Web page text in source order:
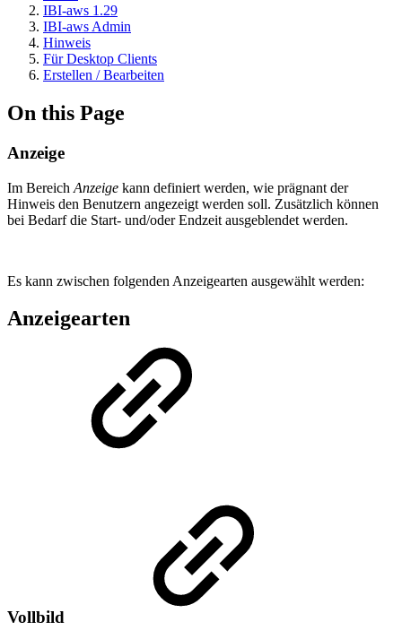
IBI-aws 1.29
IBI-aws Admin
Hinweis
Für Desktop Clients
Erstellen / Bearbeiten
On this Page
Anzeige
Im Bereich Anzeige kann definiert werden, wie prägnant der
Hinweis den Benutzern angezeigt werden soll. Zusätzlich können
bei Bedarf die Start- und/oder Endzeit ausgeblendet werden.
Es kann zwischen folgenden Anzeigearten ausgewählt werden:
Anzeigearten
Vollbild